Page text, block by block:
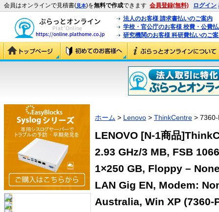
会員はオンラインで見積書(見本)を無料で作成できます 会員登録(無料) ログイン
法人のお客様 請求書払いのご案内
学校・官公庁のお客様 校費・公費
研究機関のお客様 科研費払いのご
ホーム > Lenovo > ThinkCentre >
LENOVO [N-1商品
2.93 GHz/3 MB, FSB
1×250 GB, Floppy –
LAN Gig EN, Modem:
Australia, Win XP (7360-